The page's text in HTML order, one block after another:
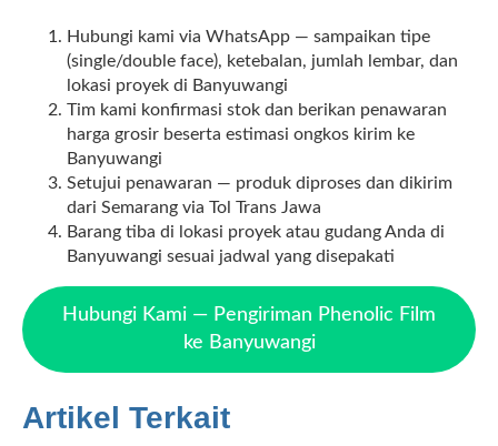
Hubungi kami via WhatsApp — sampaikan tipe
(single/double face), ketebalan, jumlah lembar, dan
lokasi proyek di Banyuwangi
Tim kami konfirmasi stok dan berikan penawaran
harga grosir beserta estimasi ongkos kirim ke
Banyuwangi
Setujui penawaran — produk diproses dan dikirim
dari Semarang via Tol Trans Jawa
Barang tiba di lokasi proyek atau gudang Anda di
Banyuwangi sesuai jadwal yang disepakati
Hubungi Kami — Pengiriman Phenolic Film
ke Banyuwangi
Artikel Terkait